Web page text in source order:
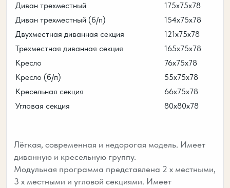
Диван трехместный
175х75х78
Диван трехместный (б/п)
154х75х78
Двухместная диванная секция
121х75х78
Трехместная диванная секция
165х75х78
Кресло
76х75х78
Кресло (б/п)
55х75х78
Кресельная секция
66х75х78
Угловая секция
80х80х78
Лёгкая, современная и недорогая модель. Имеет
диванную и кресельную группу.
Модульная программа представлена 2 х местными,
3 х местными и угловой секциями. Имеет